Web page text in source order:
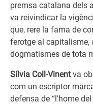
premsa catalana dels
va reivindicar la
que, rere la fama de
ferotge al capitalisme,
dogmatismes de tota
Sílvia Coll-Vinentva
com un escriptor
defensa de “l’home